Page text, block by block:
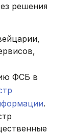
решения
ФСБ в
.